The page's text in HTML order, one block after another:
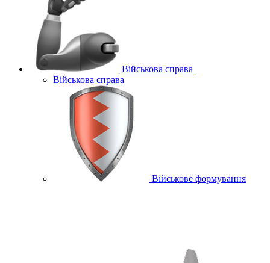
Військова справа
Військова справа
Військове формування